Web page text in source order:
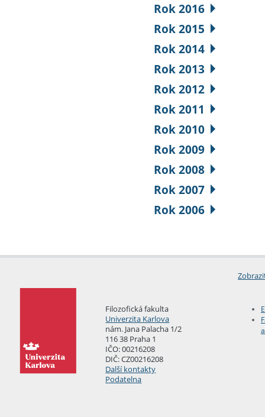
Rok 2016
Rok 2015
Rok 2014
Rok 2013
Rok 2012
Rok 2011
Rok 2010
Rok 2009
Rok 2008
Rok 2007
Rok 2006
Filozofická fakulta
Univerzita Karlova
nám. Jana Palacha 1/2
116 38 Praha 1
IČO: 00216208
DIČ: CZ00216208
Další kontakty
Podatelna